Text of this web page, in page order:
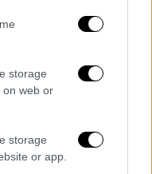
storage
on web or
storage
or app.